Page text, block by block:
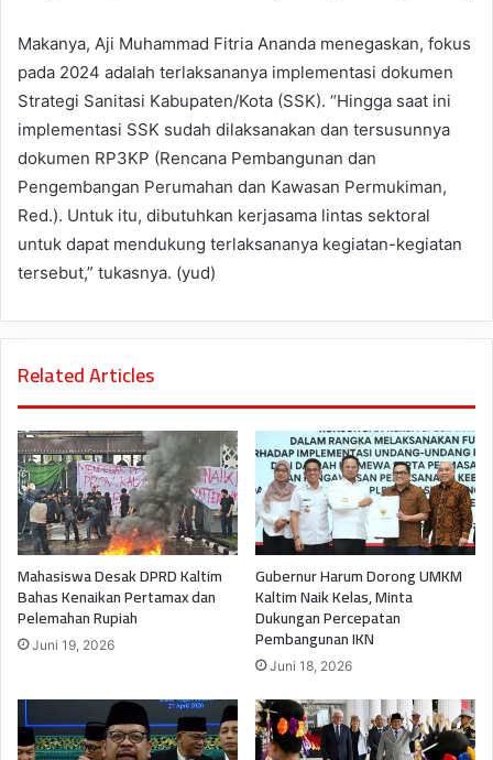
Makanya, Aji Muhammad Fitria Ananda menegaskan, fokus
pada 2024 adalah terlaksananya implementasi dokumen
Strategi Sanitasi Kabupaten/Kota (SSK). “Hingga saat ini
implementasi SSK sudah dilaksanakan dan tersusunnya
dokumen RP3KP (Rencana Pembangunan dan
Pengembangan Perumahan dan Kawasan Permukiman,
Red.). Untuk itu, dibutuhkan kerjasama lintas sektoral
untuk dapat mendukung terlaksananya kegiatan-kegiatan
tersebut,” tukasnya. (yud)
Related Articles
Mahasiswa Desak DPRD Kaltim
Bahas Kenaikan Pertamax dan
Pelemahan Rupiah
Juni 19, 2026
Gubernur Harum Dorong UMKM
Kaltim Naik Kelas, Minta
Dukungan Percepatan
Pembangunan IKN
Juni 18, 2026